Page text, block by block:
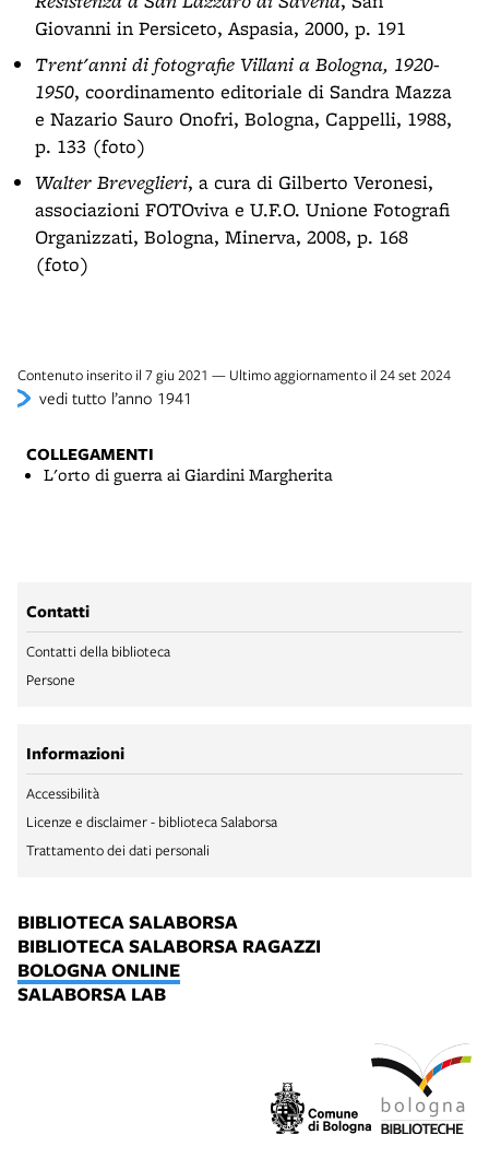
Giovanni in Persiceto, Aspasia, 2000, p. 191
Trent'anni di fotografie Villani a Bologna, 1920-
1950, coordinamento editoriale di Sandra Mazza
e Nazario Sauro Onofri, Bologna, Cappelli, 1988,
p. 133 (foto)
Walter Breveglieri, a cura di Gilberto Veronesi,
associazioni FOTOviva e U.F.O. Unione Fotografi
Organizzati, Bologna, Minerva, 2008, p. 168
(foto)
Contenuto inserito il 7 giu 2021 — Ultimo aggiornamento il 24 set 2024
vedi tutto l’anno 1941
COLLEGAMENTI
L'orto di guerra ai Giardini Margherita
Contatti
Contatti della biblioteca
Persone
Informazioni
Accessibilità
Licenze e disclaimer - biblioteca Salaborsa
Trattamento dei dati personali
BIBLIOTECA SALABORSA
BIBLIOTECA SALABORSA RAGAZZI
BOLOGNA ONLINE
SALABORSA LAB